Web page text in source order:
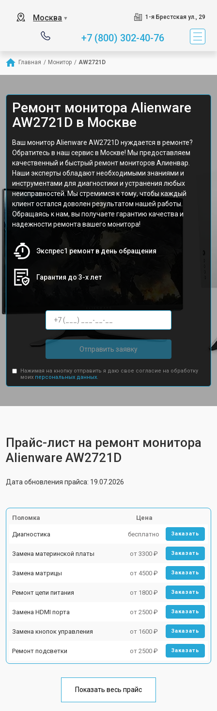
Москва ▼ 1-я Брестская ул., 29
+7 (800) 302-40-76
Главная / Монитор / AW2721D
Ремонт монитора Alienware
AW2721D в Москве
Ваш монитор Alienware AW2721D нуждается в ремонте?
Обратитесь в наш сервис в Москве! Мы предоставляем
качественный и быстрый ремонт мониторов Алиенвар.
Наши эксперты обладают необходимыми знаниями и
инструментами для диагностики и устранения любых
неисправностей. Мы стремимся к тому, чтобы каждый
клиент остался доволен результатом нашей работы.
Обращаясь к нам, вы получаете гарантию качества и
надежности ремонта вашего монитора!
Экспрес1 ремонт в день обращения
Гарантия до 3-х лет
Отправить заявку
Нажимая на кнопку отправить я даю свое согласие на обработку
моих персональных данных.
Прайс-лист на ремонт монитора
Alienware AW2721D
Дата обновления прайса: 19.07.2026
Поломка Цена
Диагностика бесплатно Заказать
Замена материнской платы от 3300 ₽ Заказать
Замена матрицы от 4500 ₽ Заказать
Ремонт цепи питания от 1800 ₽ Заказать
Замена HDMI порта от 2500 ₽ Заказать
Замена кнопок управления от 1600 ₽ Заказать
Ремонт подсветки от 2500 ₽ Заказать
Показать весь прайс